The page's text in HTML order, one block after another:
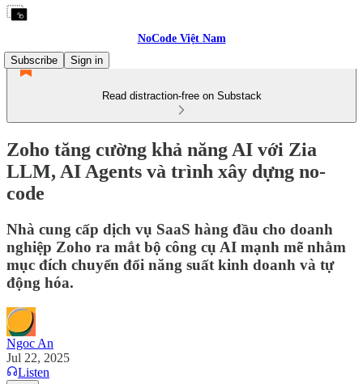
NoCode Việt Nam
Subscribe
Sign in
Read distraction-free on Substack
Zoho tăng cường khả năng AI với Zia
LLM, AI Agents và trình xây dựng no-
code
Nhà cung cấp dịch vụ SaaS hàng đầu cho doanh
nghiệp Zoho ra mắt bộ công cụ AI mạnh mẽ nhằm
mục đích chuyển đổi năng suất kinh doanh và tự
động hóa.
Ngoc An
Jul 22, 2025
Listen